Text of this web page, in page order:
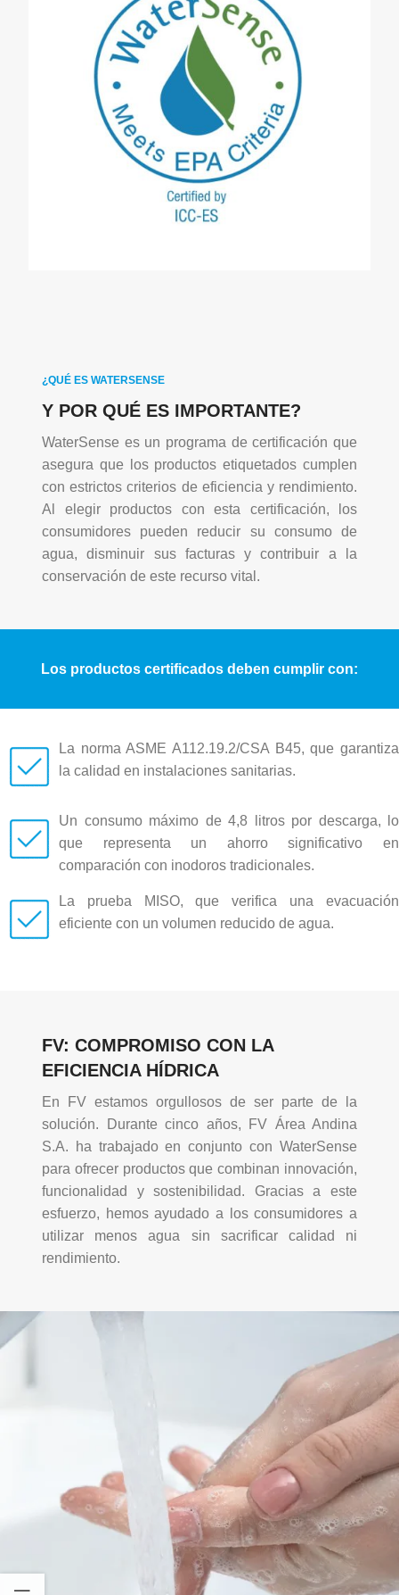
¿QUÉ ES WATERSENSE
Y POR QUÉ ES IMPORTANTE?
WaterSense es un programa de certificación que
asegura que los productos etiquetados cumplen
con estrictos criterios de eficiencia y rendimiento.
Al elegir productos con esta certificación, los
consumidores pueden reducir su consumo de
agua, disminuir sus facturas y contribuir a la
conservación de este recurso vital.
Los productos certificados deben cumplir con:
La norma ASME A112.19.2/CSA B45, que garantiza
la calidad en instalaciones sanitarias.
Un consumo máximo de 4,8 litros por descarga, lo
que representa un ahorro significativo en
comparación con inodoros tradicionales.
La prueba MISO, que verifica una evacuación
eficiente con un volumen reducido de agua.
FV: COMPROMISO CON LA
EFICIENCIA HÍDRICA
En FV estamos orgullosos de ser parte de la
solución. Durante cinco años, FV Área Andina
S.A. ha trabajado en conjunto con WaterSense
para ofrecer productos que combinan innovación,
funcionalidad y sostenibilidad. Gracias a este
esfuerzo, hemos ayudado a los consumidores a
utilizar menos agua sin sacrificar calidad ni
rendimiento.